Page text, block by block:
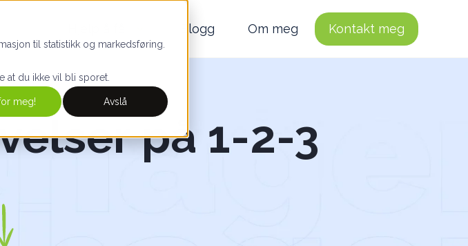
til statistikk og markedsføring.
at du ikke vil bli sporet.
meg! Avslå
Blogg Om meg Kontakt meg
på 1-2-3